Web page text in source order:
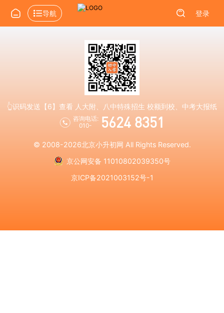
导航 登录
👆识码发送【6】查看 人大附、八中特殊招生 校额到校、中考大报纸
咨询电话:
010-
5624 8351
© 2008-2026北京小升初网 All Rights Reserved.
京公网安备 11010802039350号
京ICP备2021003152号-1